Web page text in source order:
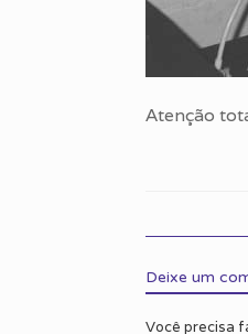
Atenção
Deixe um
Você precisa